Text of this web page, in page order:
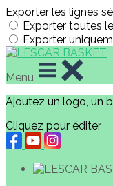
Exporter les lignes
Exporter toutes
Exporter
Menu
Ajoutez un logo, un
Cliquez pour éditer